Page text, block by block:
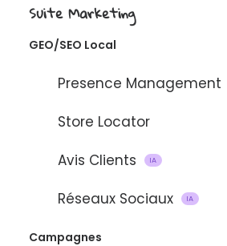
Suite Marketing
GEO/SEO Local
Presence Management
Store Locator
Avis Clients
IA
Réseaux Sociaux IA
Campagnes
&
Connectez Digitaleo
l’aide de notre
d’intégration